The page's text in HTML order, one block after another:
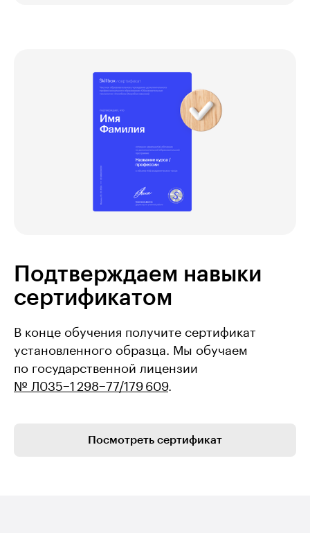
Подтверждаем навыки
сертификатом
В конце обучения получите сертификат
установленного образца. Мы обучаем
по государственной лицензии
№ Л035−1 298−77/179 609.
Посмотреть сертификат